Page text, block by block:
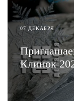
07 ДЕКАБРЯ
Клинок
ЧИТАТЬ